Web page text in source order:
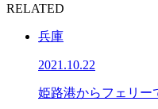
RELATED
兵庫
2021.10.22
姫路港からフェリー